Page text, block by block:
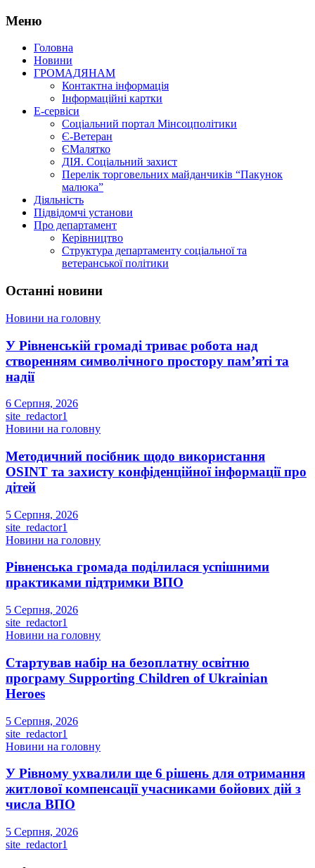
Меню
Головна
Новини
ГРОМАДЯНАМ
Контактна інформація
Інформаційні картки
Е-сервіси
Соціальний портал Мінсоцполітики
Є-Ветеран
ЄМалятко
ДІЯ. Соціальний захист
Перелік торговельних майданчиків “Пакунок
малюка”
Діяльність
Підвідомчі установи
Про департамент
Керівництво
Структура департаменту соціальної та
ветеранської політики
Останні новини
Новини на головну
У Рівненській громаді триває робота над
створенням символічного простору пам’яті та
надії
6 Серпня, 2026
site_redactor1
Новини на головну
Методичний посібник щодо використання
OSINT та захисту конфіденційної інформації про
дітей
5 Серпня, 2026
site_redactor1
Новини на головну
Рівненська громада поділилася успішними
практиками підтримки ВПО
5 Серпня, 2026
site_redactor1
Новини на головну
Стартував набір на безоплатну освітню
програму Supporting Children of Ukrainian
Heroes
5 Серпня, 2026
site_redactor1
Новини на головну
У Рівному ухвалили ще 6 рішень для отримання
житлової компенсації учасниками бойових дій з
числа ВПО
5 Серпня, 2026
site_redactor1